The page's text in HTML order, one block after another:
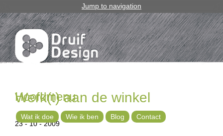
Jump to navigation
Werk(t) aan de winkel
23 - 10 - 2009
Hoofdmenu
Wat ik doe Wie ik ben Blog Contact